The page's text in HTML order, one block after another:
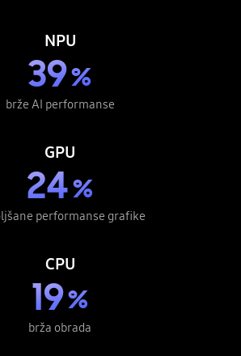
NPU
39%
brže AI performanse
GPU
24%
performanse grafike
CPU
19%
brža obrada